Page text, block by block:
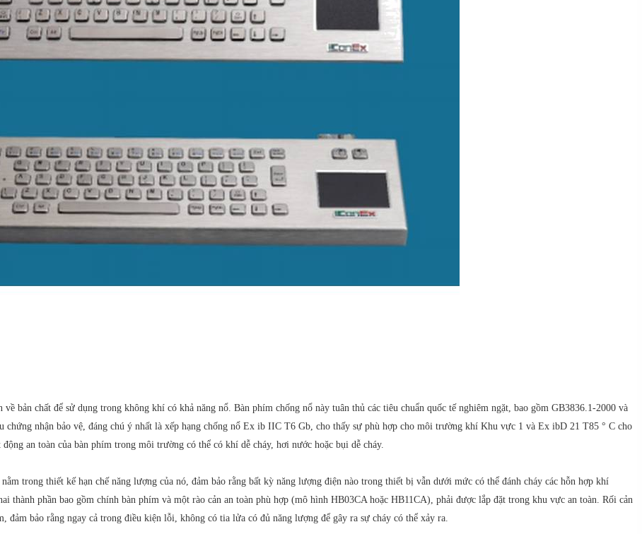
bản chất để sử dụng trong không khí có khả năng nổ. Bàn phím chống nổ này tuân thủ các tiêu chuẩn quốc tế nghiêm ngặt, bao gồm GB3836.1-2000 và
nhận bảo vệ, đáng chú ý nhất là xếp hạng chống nổ Ex ib IIC T6 Gb, cho thấy sự phù hợp cho môi trường khí Khu vực 1 và Ex ibD 21 T85 ° C cho
an toàn của bàn phím trong môi trường có thể có khí dễ cháy, hơi nước hoặc bụi dễ cháy.
trong thiết kế hạn chế năng lượng của nó, đảm bảo rằng bất kỳ năng lượng điện nào trong thiết bị vẫn dưới mức có thể đánh cháy các hỗn hợp khí
thành phần bao gồm chính bàn phím và một rào cản an toàn phù hợp (mô hình HB03CA hoặc HB11CA), phải được lắp đặt trong khu vực an toàn. Rối cản
đảm bảo rằng ngay cả trong điều kiện lỗi, không có tia lửa có đủ năng lượng để gây ra sự cháy có thể xảy ra.